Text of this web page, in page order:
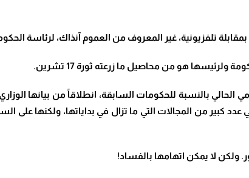
تلفزيونية، غير المعروف من العموم آنذاك، لرئاسة
هو من محاصيل ما زرعته ثورة 17 تشرين .
الحالي بالنسبة للحكومات السابقة، انطلاقاً من بيانها
عدد كبير من المجالات التي ما تزال في بداياتها، ولكنها على
ولكن لا يمكن اتهامها بالفساد!